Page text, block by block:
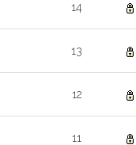
14
13
12
11